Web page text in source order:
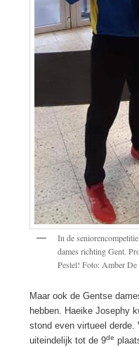
In de
dames richting Gent.
Pestel! Foto: Amber De
Maar ook de Gentse
hebben. Haeike Josephy
stond even virtueel derde.
uiteindelijk tot de 9de